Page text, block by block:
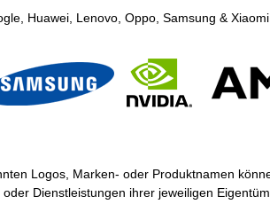
Huawei, Lenovo, Oppo, Samsung &
Logos, Marken- oder Produktnamen
Dienstleistungen ihrer jeweiligen